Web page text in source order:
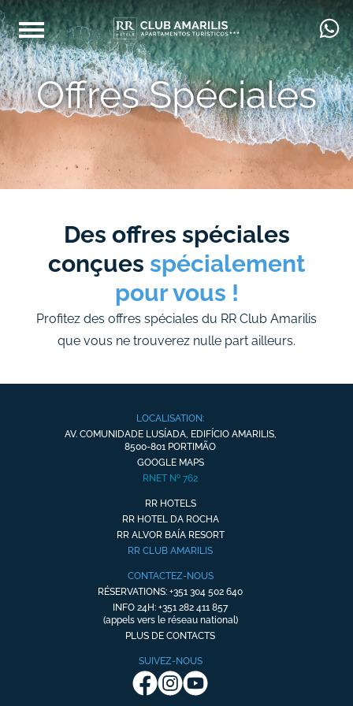
Offres Spéciales
Des offres spéciales
conçues spécialement
pour vous !
Profitez des offres spéciales du RR Club Amarilis
que vous ne trouverez nulle part ailleurs.
LOCALISATION:
AV. COMUNIDADE LUSÍADA, EDIFÍCIO AMARILIS,
8500-801 PORTIMÃO
GOOGLE MAPS
RNET Nº 762
RR HOTELS
RR HOTEL DA ROCHA
RR ALVOR BAÍA RESORT
RR CLUB AMARILIS
CONTACTEZ-NOUS
RÉSERVATIONS: +351 304 502 640
INFO 24H: +351 282 411 857
(appels vers le réseau national)
PLUS DE CONTACTS
SUIVEZ-NOUS